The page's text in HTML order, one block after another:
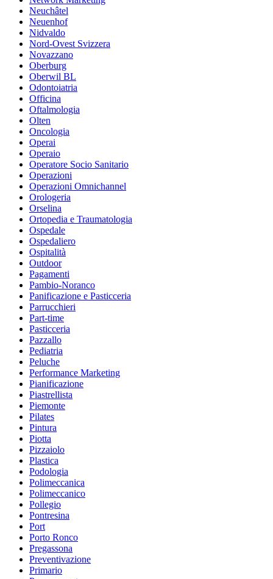
Neuchâtel
Neuenhof
Nidvaldo
Nord-Ovest Svizzera
Novazzano
Oberburg
Oberwil BL
Odontoiatria
Officina
Oftalmologia
Olten
Oncologia
Operai
Operaio
Operatore Socio Sanitario
Operazioni
Operazioni Omnichannel
Orologeria
Orselina
Ortopedia e Traumatologia
Ospedale
Ospedaliero
Ospitalità
Outdoor
Pagamenti
Pambio-Noranco
Panificazione e Pasticceria
Parrucchieri
Part-time
Pasticceria
Pazzallo
Pediatria
Peluche
Performance Marketing
Pianificazione
Piastrellista
Piemonte
Pilates
Pintura
Piotta
Pizzaiolo
Plastica
Podologia
Polimeccanica
Polimeccanico
Pollegio
Pontresina
Port
Porto Ronco
Pregassona
Preventivazione
Primario